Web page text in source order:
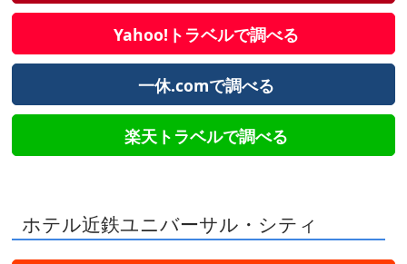
Yahoo!トラベルで調べる
一休.comで調べる
楽天トラベルで調べる
ホテル近鉄ユニバーサル・シティ